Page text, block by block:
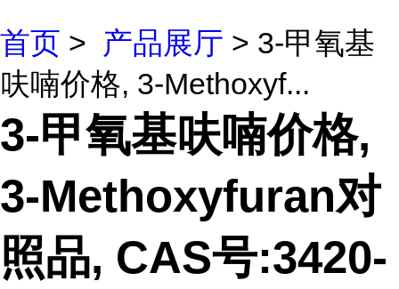
首页 > 产品展厅 > 3-甲氧基
呋喃价格, 3-Methoxyf...
3-甲氧基呋喃价格,
3-Methoxyfuran对
照品, CAS号:3420-